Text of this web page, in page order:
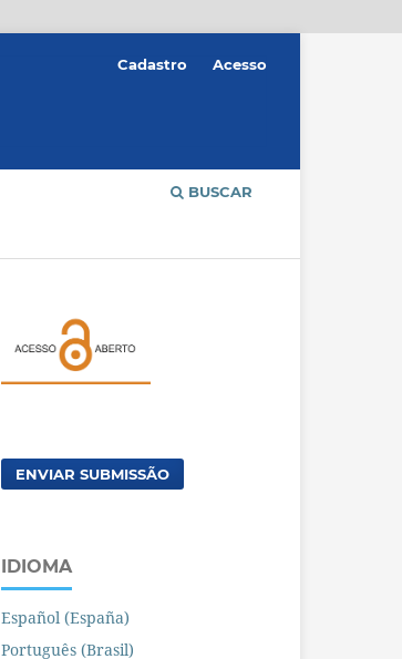
BUSCAR
Cadastro Acesso
ENVIAR SUBMISSÃO
IDIOMA
Español (España)
Português (Brasil)